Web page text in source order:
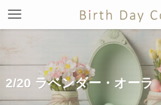
2/20 ラベンダー・オーラ